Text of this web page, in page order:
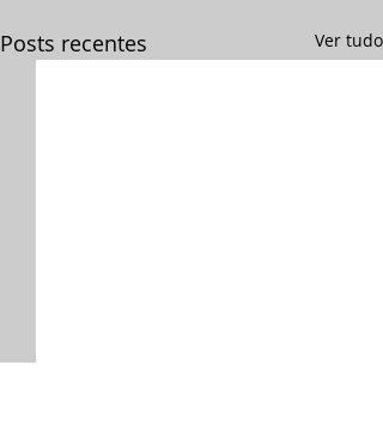
Posts recentes Ver tudo